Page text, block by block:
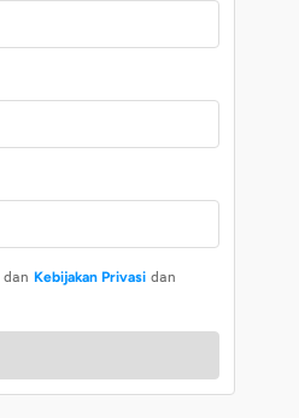
dan Kebijakan Privasi dan